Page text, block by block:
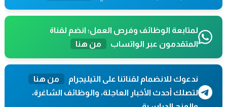
لمتابعة الوظائف وفرص العمل؛ انضم لقناة
المتقدمون عبر الواتساب
من هنا
ندعوك للانضمام لقناتنا على التيليجرام
من هنا
لتصلك أحدث الأخبار العاجلة، والوظائف الشاغرة،